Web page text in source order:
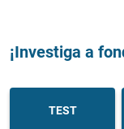
¡Investiga a
TEST